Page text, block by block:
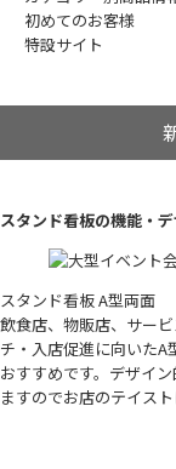
初めてのお客様
特設サイト
スタンド看板の機能・
スタンド看板 A型両面
飲食店、物販店、サー
チ・入店促進に向いた
おすすめです。デザイ
ますのでお店のテイス